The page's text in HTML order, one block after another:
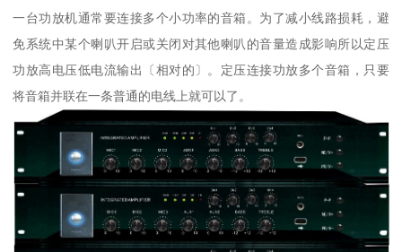
一台功放机通常要连接多个小功率的音箱。为了减小线路损耗，避
免系统中某个喇叭开启或关闭对其他喇叭的音量造成影响所以定压
功放高电压低电流输出〔相对的〕。定压连接功放多个音箱，只要
将音箱并联在一条普通的电线上就可以了。